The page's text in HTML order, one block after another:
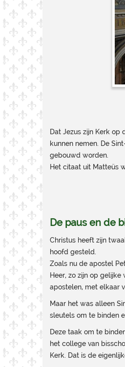
Dat Jezus zijn Kerk
kunnen nemen. De
gebouwd worden.
Het citaat uit Matteüs
De paus en de
Christus heeft zijn
hoofd gesteld.
Zoals nu de apostel
Heer, zo zijn op
apostelen, met elkaar
Maar het was alleen
sleutels om te binden
Deze taak om te
het college van
Kerk. Dat is de